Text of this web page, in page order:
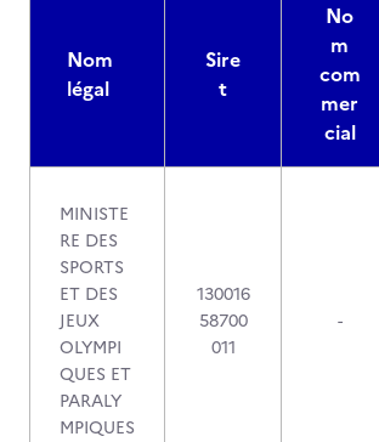
Nom
légal
Sire
t
No
m
com
mer
cial
MINISTE
RE DES
SPORTS
ET DES
JEUX
OLYMPI
QUES ET
PARALY
MPIQUES
130016
58700
011
-